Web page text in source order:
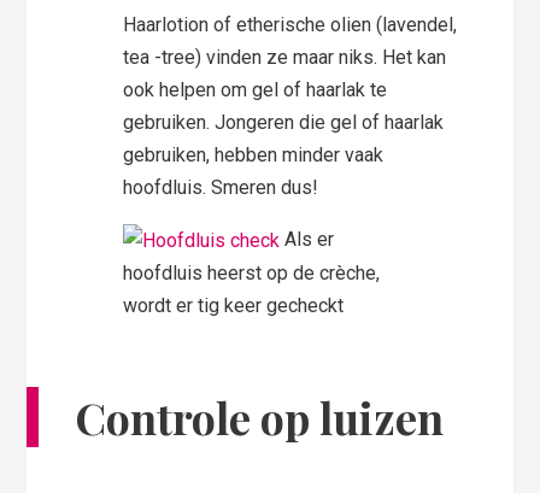
Haarlotion of etherische olien (lavendel,
tea -tree) vinden ze maar niks. Het kan
ook helpen om gel of haarlak te
gebruiken. Jongeren die gel of haarlak
gebruiken, hebben minder vaak
hoofdluis. Smeren dus!
Als er
hoofdluis heerst op de crèche,
wordt er tig keer gecheckt
Controle op luizen